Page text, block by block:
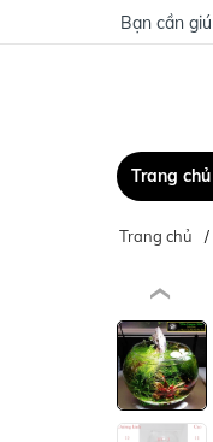
Bạn cần
Trang chủ
Trang chủ